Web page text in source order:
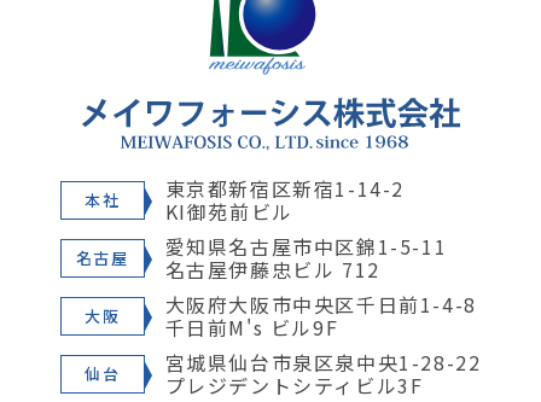
本社 東京都新宿区新宿1-14-2
KI御苑前ビル
名古屋 愛知県名古屋市中区錦1-5-11
名古屋伊藤忠ビル 712
大阪 大阪府大阪市中央区千日前1-4-8
千日前M's ビル9F
仙台 宮城県仙台市泉区泉中央1-28-22
プレジデントシティビル3F